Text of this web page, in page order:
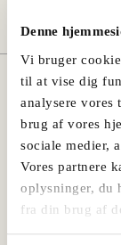
Denne
Vi bruger
til at vise dig
analysere
brug af vores
sociale medier,
Vores partnere
oplysninger, du
fra din brug af